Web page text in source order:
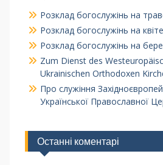
Розклад богослужінь на
Розклад богослужінь на
Розклад богослужінь на
Zum Dienst des
Ukrainischen Orthodoxen
Про служіння
Української Православної
Останні коментарі